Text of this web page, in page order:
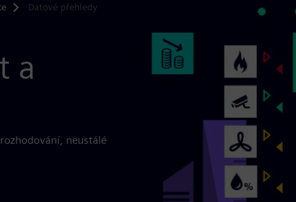
Datové přehledy
a
neustálé